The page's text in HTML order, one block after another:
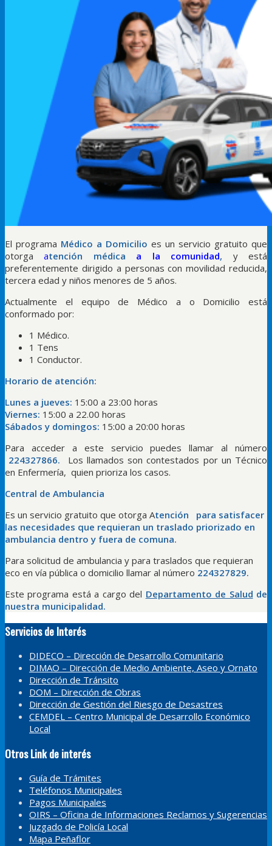
El programa Médico a Domicilio es un servicio gratuito que
otorgaatención médica a la comunidad, y está
preferentemente dirigido a personas con movilidad reducida,
tercera edad y niños menores de 5 años.
Actualmente el equipo de Médico a o Domicilio está
conformado por:
1 Médico.
1 Tens
1 Conductor.
Horario de atención:
Lunes a jueves: 15:00 a 23:00 horas
Viernes: 15:00 a 22.00 horas
Sábados y domingos: 15:00 a 20:00 horas
Para acceder a este servicio puedes llamar al número
224327866.
Los llamados son contestados por un Técnico
en Enfermería, quien prioriza los casos.
Central de Ambulancia
Es un servicio gratuito que otorga Atención para satisfacer
las necesidades que requieran un traslado priorizado en
ambulancia dentro y fuera de comuna.
Para solicitud de ambulancia y para traslados que requieran
eco en vía pública o domicilio llamar al número 224327829.
Este programa está a cargo del Departamento de Salud de
nuestra municipalidad.
Servicios de Interés
DIDECO – Dirección de Desarrollo Comunitario
DIMAO – Dirección de Medio Ambiente, Aseo y Ornato
Dirección de Tránsito
DOM – Dirección de Obras
Dirección de Gestión del Riesgo de Desastres
CEMDEL – Centro Municipal de Desarrollo Económico
Local
Otros Link de interés
Guía de Trámites
Teléfonos Municipales
Pagos Municipales
OIRS – Oficina de Informaciones Reclamos y Sugerencias
Juzgado de Policía Local
Mapa Peñaflor